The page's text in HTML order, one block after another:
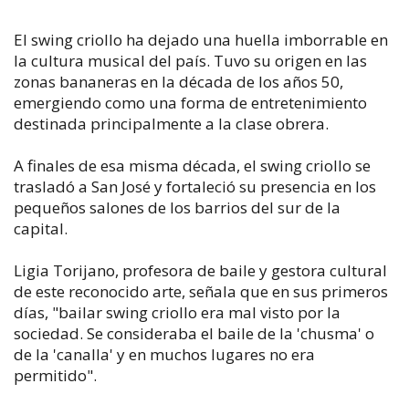
El swing criollo ha dejado una huella imborrable en
la cultura musical del país. Tuvo su origen en las
zonas bananeras en la década de los años 50,
emergiendo como una forma de entretenimiento
destinada principalmente a la clase obrera.
A finales de esa misma década, el swing criollo se
trasladó a San José y fortaleció su presencia en los
pequeños salones de los barrios del sur de la
capital.
Ligia Torijano, profesora de baile y gestora cultural
de este reconocido arte, señala que en sus primeros
días, "bailar swing criollo era mal visto por la
sociedad. Se consideraba el baile de la 'chusma' o
de la 'canalla' y en muchos lugares no era
permitido".